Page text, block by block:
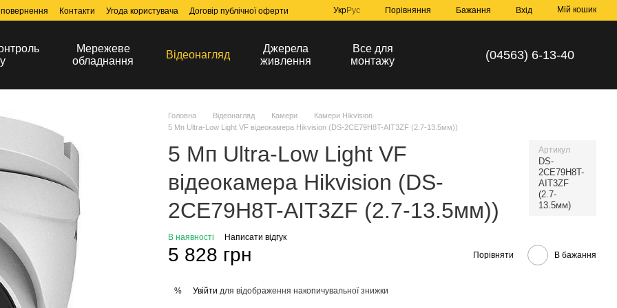
Контакти Угода користувача Договір публічної оферти УкрРус Порівняння Бажання Вхід Мій кошик
Мережеве
обладнання
Відеонагляд
Джерела
живлення
Все для
монтажу
(04563) 6-13-40
Головна Відеонагляд Камери
Камери Hikvision
5 Мп Ultra-Low Light VF відеокамера Hikvision (DS-2CE79H8T-AIT3ZF (2.7-13.5мм))
5 Мп Ultra-Low Light VF
відеокамера Hikvision (DS-
2CE79H8T-AIT3ZF (2.7-13.5мм))
Артикул
DS-
2CE79H8T-
AIT3ZF
(2.7-
13.5мм)
В наявності Написати відгук
5 828 грн Порівняти В бажання
% Увійти для відображення накопичувальної знижки